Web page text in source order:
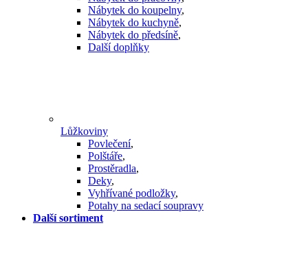
Nábytek do koupelny,
Nábytek do kuchyně,
Nábytek do předsíně,
Další doplňky
Lůžkoviny
Povlečení,
Polštáře,
Prostěradla,
Deky,
Vyhřívané podložky,
Potahy na sedací soupravy
Další sortiment